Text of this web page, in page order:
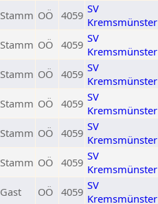
Stamm OÖ 4059 SV
Kremsmünster
Stamm OÖ 4059 SV
Kremsmünster
Stamm OÖ 4059 SV
Kremsmünster
Stamm OÖ 4059 SV
Kremsmünster
Stamm OÖ 4059 SV
Kremsmünster
Stamm OÖ 4059 SV
Kremsmünster
Gast OÖ 4059 SV
Kremsmünster